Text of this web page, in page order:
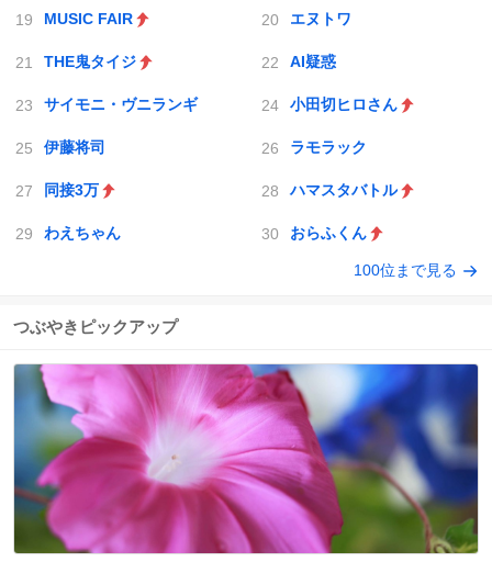
MUSIC FAIR エヌトワ
THE鬼タイジ AI疑惑
サイモニ・ヴニランギ 小田切ヒロさん
伊藤将司 ラモラック
同接3万 ハマスタバトル
わえちゃん おらふくん
100位まで見る
つぶやきピックアップ